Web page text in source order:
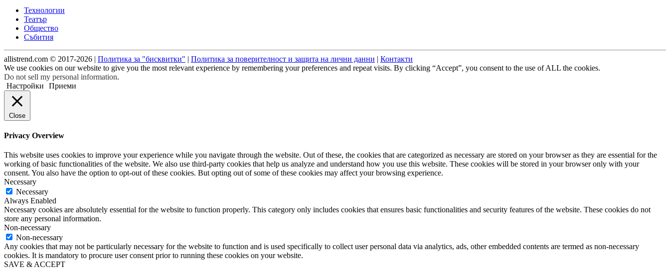
Технологии
Театър
Общество
Събития
allistrend.com © 2017-2026 | Политика за "бисквитки" | Политика за поверителност и защита на лични данни | Контакти
We use cookies on our website to give you the most relevant experience by remembering your preferences and repeat visits. By clicking “Accept”, you consent to the use of ALL the cookies.
Do not sell my personal information.
Настройки
Приеми
Close
Privacy Overview
This website uses cookies to improve your experience while you navigate through the website. Out of these, the cookies that are categorized as necessary are stored on your browser as they are essential for the
working of basic functionalities of the website. We also use third-party cookies that help us analyze and understand how you use this website. These cookies will be stored in your browser only with your
consent. You also have the option to opt-out of these cookies. But opting out of some of these cookies may affect your browsing experience.
Necessary
Necessary
Always Enabled
Necessary cookies are absolutely essential for the website to function properly. This category only includes cookies that ensures basic functionalities and security features of the website. These cookies do not
store any personal information.
Non-necessary
Non-necessary
Any cookies that may not be particularly necessary for the website to function and is used specifically to collect user personal data via analytics, ads, other embedded contents are termed as non-necessary
cookies. It is mandatory to procure user consent prior to running these cookies on your website.
SAVE & ACCEPT